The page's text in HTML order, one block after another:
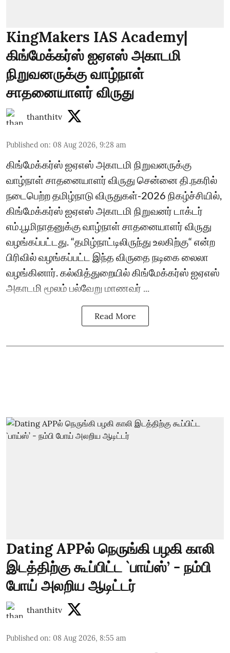
KingMakers IAS Academy|
கிங்மேக்கர்ஸ் ஐஏஎஸ் அகாடமி
நிறுவனருக்கு வாழ்நாள்
சாதனையாளர் விருது
thanthitv
Published on: 08 Aug 2026, 9:28 am
கிங்மேக்கர்ஸ் ஐஏஎஸ் அகாடமி நிறுவனருக்கு
வாழ்நாள் சாதனையாளர் விருது சென்னை தி.நகரில்
நடைபெற்ற தமிழ்நாடு விருதுகள்-2026 நிகழ்ச்சியில்,
கிங்மேக்கர்ஸ் ஐஏஎஸ் அகாடமி நிறுவனர் டாக்டர்
எம்.பூமிநாதனுக்கு வாழ்நாள் சாதனையாளர் விருது
வழங்கப்பட்டது. “தமிழ்நாட்டிலிருந்து உலகிற்கு“ என்ற
பிரிவில் வழங்கப்பட்ட இந்த விருதை நடிகை லைலா
வழங்கினார். கல்வித்துறையில் கிங்மேக்கர்ஸ் ஐஏஎஸ்
அகாடமி மூலம் பல்வேறு மாணவர் ...
Read More
Dating APPல் நெருங்கி பழகி காலி
இடத்திற்கு கூப்பிட்ட `பாய்ஸ்’ - நம்பி
போய் அலறிய ஆடிட்டர்
thanthitv
Published on: 08 Aug 2026, 8:55 am